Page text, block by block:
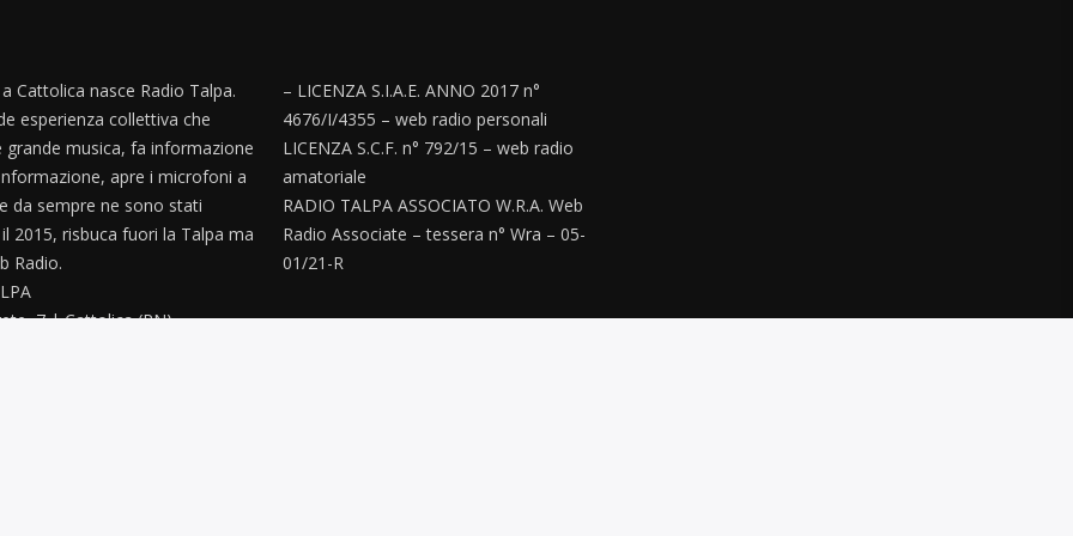
a Cattolica nasce Radio Talpa.
esperienza collettiva che
musica, fa informazione
apre i microfoni a
da sempre ne sono stati
il 2015, risbuca fuori la Talpa ma
Radio.
7 | Cattolica (RN)
– LICENZA S.I.A.E. ANNO 2017 n°
4676/I/4355 – web radio personali
LICENZA S.C.F. n° 792/15 – web radio
amatoriale
RADIO TALPA ASSOCIATO W.R.A. Web
Radio Associate – tessera n° Wra – 05-
01/21-R